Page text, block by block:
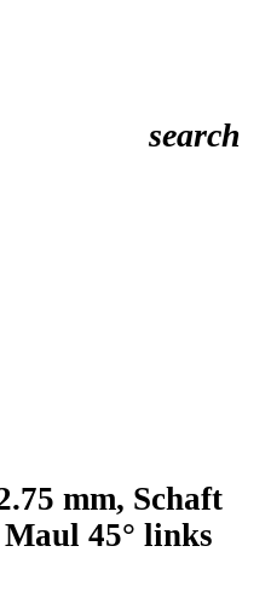
search
mm, Schaft
Maul 45° links